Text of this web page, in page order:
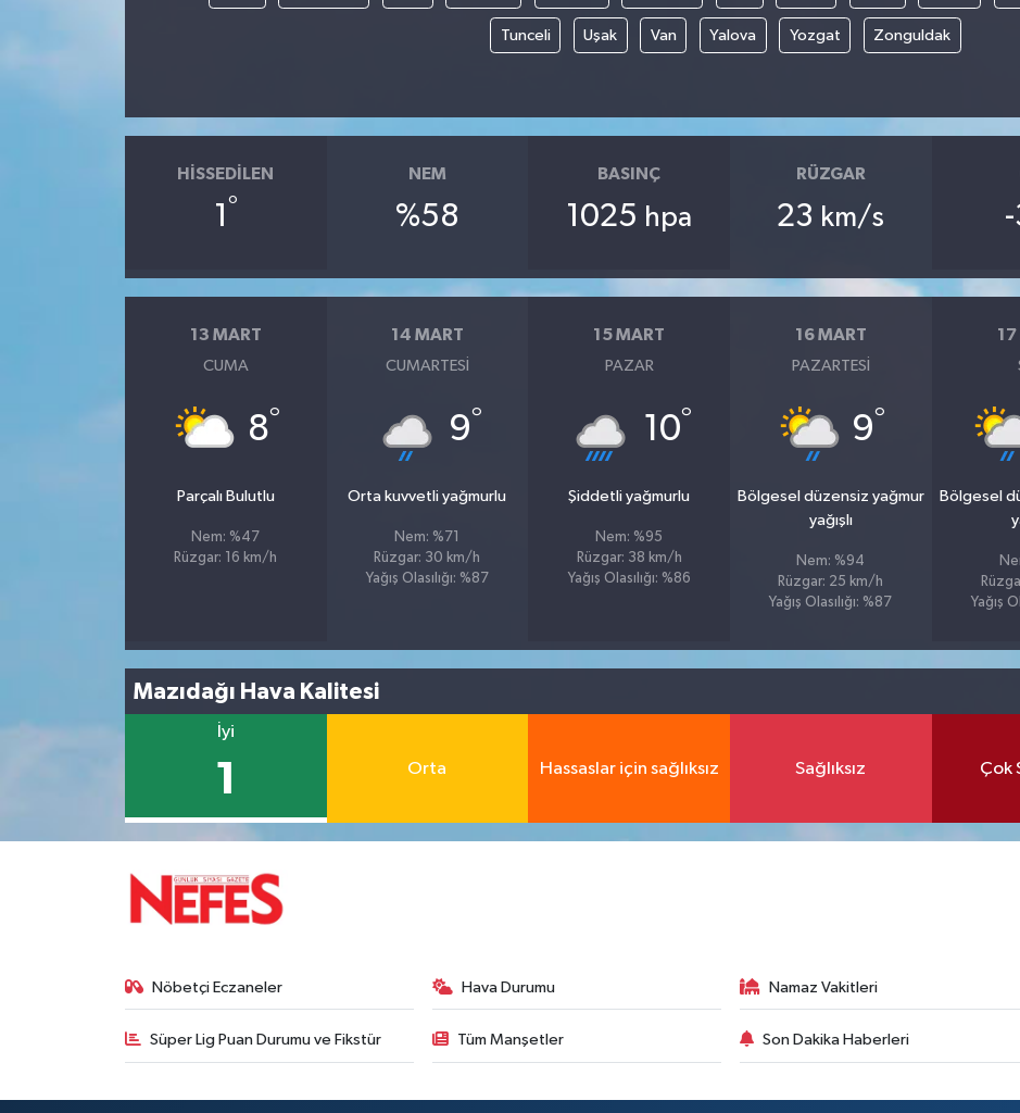
Tunceli Uşak Van Yalova Yozgat Zonguldak
HISSEDILEN
1°
NEM
%58
BASINÇ
1025 hpa
RÜZGAR
23 km/s
13 MART
CUMA
8°
Parçalı Bulutlu
Nem: %47
Rüzgar: 16 km/h
14 MART
CUMARTESI
9°
Orta kuvvetli yağmurlu
Nem: %71
Rüzgar: 30 km/h
Yağış Olasılığı: %87
15 MART
PAZAR
10°
Şiddetli yağmurlu
Nem: %95
Rüzgar: 38 km/h
Yağış Olasılığı: %86
16 MART
PAZARTESI
9°
Bölgesel düzensiz yağmur
yağışlı
Nem: %94
Rüzgar: 25 km/h
Yağış Olasılığı: %87
17
Bölgesel
Yağış
Mazıdağı Hava Kalitesi
İyi
1 Orta Hassaslar için sağlıksız Sağlıksız Çok
Nöbetçi Eczaneler Hava Durumu Namaz Vakitleri
Süper Lig Puan Durumu ve Fikstür Tüm Manşetler Son Dakika Haberleri